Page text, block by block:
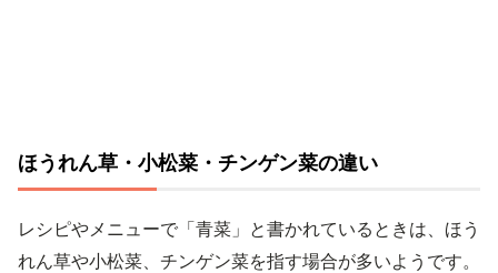
ほうれん草・小松菜・チンゲン菜の違い
レシピやメニューで「青菜」と書かれているときは、ほう
れん草や小松菜、チンゲン菜を指す場合が多いようです。